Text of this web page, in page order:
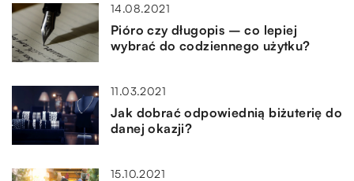
14.08.2021
Pióro czy długopis – co lepiej
wybrać do codziennego użytku?
11.03.2021
Jak dobrać odpowiednią biżuterię do
danej okazji?
15.10.2021